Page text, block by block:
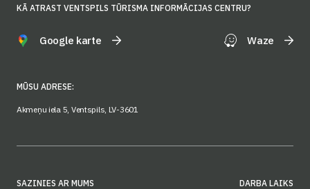
KĀ ATRAST VENTSPILS TŪRISMA INFORMĀCIJAS CENTRU?
Google karte Waze
MŪSU ADRESE:
Akmeņu iela 5, Ventspils, LV-3601
SAZINIES AR MUMS DARBA LAIKS